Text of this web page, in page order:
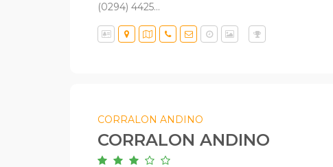
(0294) 4425...
CORRALON ANDINO
CORRALON ANDINO